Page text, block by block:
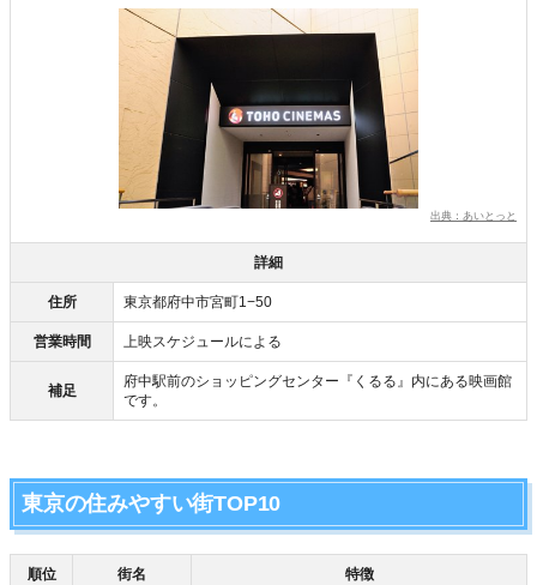
出典：あいとっと
詳細
住所 東京都府中市宮町1−50
営業時間 上映スケジュールによる
補足
府中駅前のショッピングセンター『くるる』内にある映画館
です。
東京の住みやすい街TOP10
順位 街名 特徴